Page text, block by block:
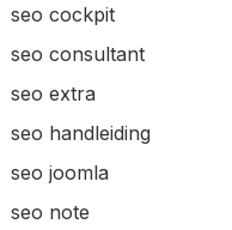
seo cockpit
seo consultant
seo extra
seo handleiding
seo joomla
seo note